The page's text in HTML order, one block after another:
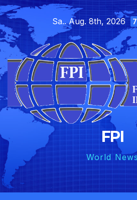
Skip
to
content
Sa.. Aug. 8th, 2026
FPI
World News